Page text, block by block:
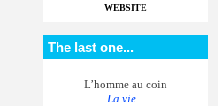
WEBSITE
The last one...
L’homme au coin
La vie...